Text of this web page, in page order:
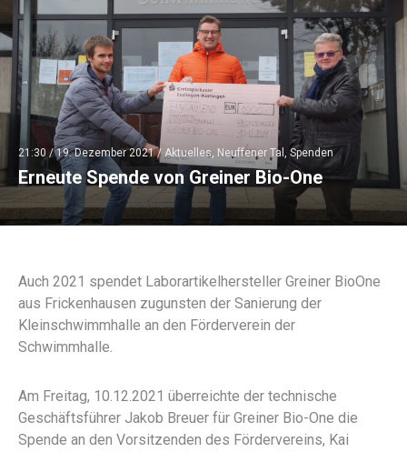
21:30 /19. Dezember 2021/ Aktuelles, Neuffener Tal , Spenden
Erneute Spende von Greiner Bio-One
Auch 2021 spendet Laborartikelhersteller Greiner BioOne
aus Frickenhausen zugunsten der Sanierung der
Kleinschwimmhalle an den Förderverein der
Schwimmhalle.
Am Freitag, 10.12.2021 überreichte der technische
Geschäftsführer Jakob Breuer für Greiner Bio-One die
Spende an den Vorsitzenden des Fördervereins, Kai